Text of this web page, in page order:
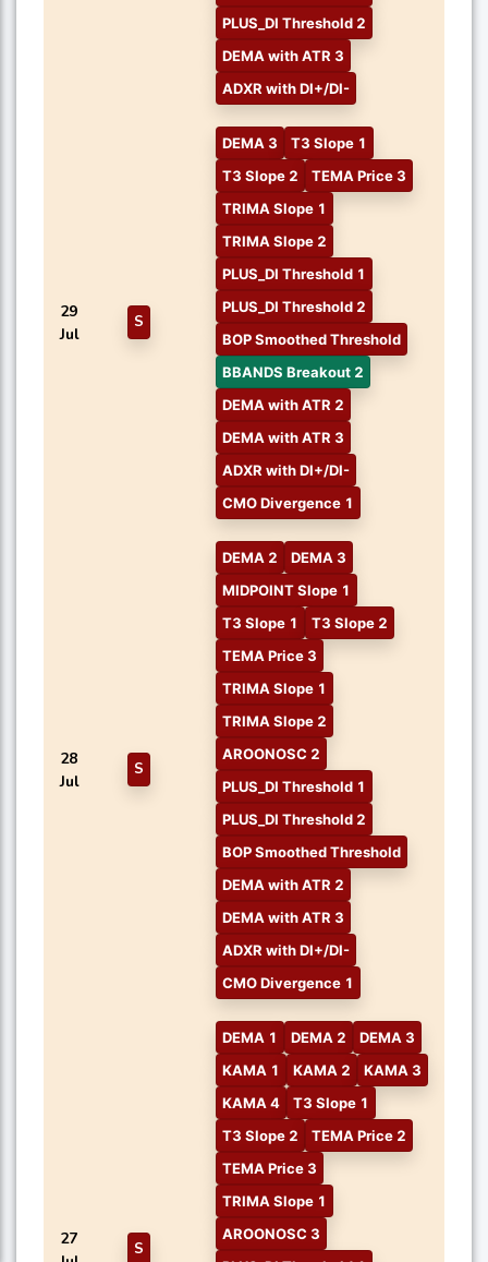
PLUS_DI Threshold 2
DEMA with ATR 3
ADXR with DI+/DI-
29
Jul
S
DEMA 3
T3 Slope 1
T3 Slope 2
TEMA Price 3
TRIMA Slope 1
TRIMA Slope 2
PLUS_DI Threshold 1
PLUS_DI Threshold 2
BOP Smoothed Threshold
BBANDS Breakout 2
DEMA with ATR 2
DEMA with ATR 3
ADXR with DI+/DI-
CMO Divergence 1
28
Jul
S
DEMA 2
DEMA 3
MIDPOINT Slope 1
T3 Slope 1
T3 Slope 2
TEMA Price 3
TRIMA Slope 1
TRIMA Slope 2
AROONOSC 2
PLUS_DI Threshold 1
PLUS_DI Threshold 2
BOP Smoothed Threshold
DEMA with ATR 2
DEMA with ATR 3
ADXR with DI+/DI-
CMO Divergence 1
27
S
DEMA 1 DEMA 2
DEMA 3
KAMA 1
KAMA 2
KAMA 3
KAMA 4
T3 Slope 1
T3 Slope 2
TEMA Price 2
TEMA Price 3
TRIMA Slope 1
AROONOSC 3